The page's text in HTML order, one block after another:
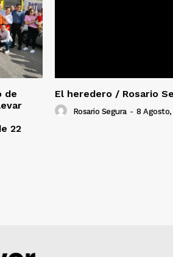
de
22
El heredero / Rosario
Rosario Segura - 8